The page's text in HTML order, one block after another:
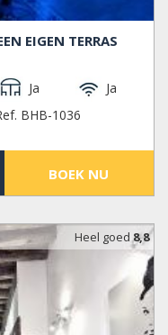
EIGEN TERRAS
Ja
Ja
BHB-1036
BOEK NU
Heel goed8,8